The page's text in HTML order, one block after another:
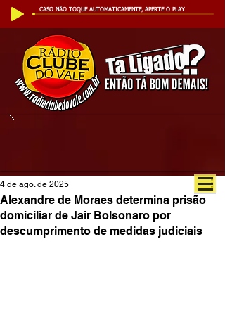
CASO NÃO TOQUE AUTOMATICAMENTE, APERTE O PLAY
Alexandre de Moraes determina prisão
domiciliar de Jair Bolsonaro por
descumprimento de medidas judiciais
4 de ago. de 2025